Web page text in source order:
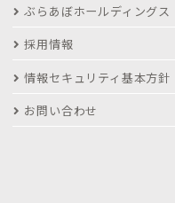
ぶらあぼホールディングス
採用情報
情報セキュリティ基本方針
お問い合わせ